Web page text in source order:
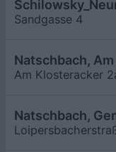
Sandgasse 4
Natschbach,
Am Klosteracker
Natschbach,